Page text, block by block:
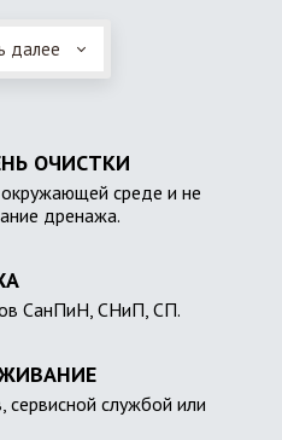
далее
ОЧИСТКИ
среде и не
дренажа.
СанПиН, СНиП, СП.
сервисной службой или